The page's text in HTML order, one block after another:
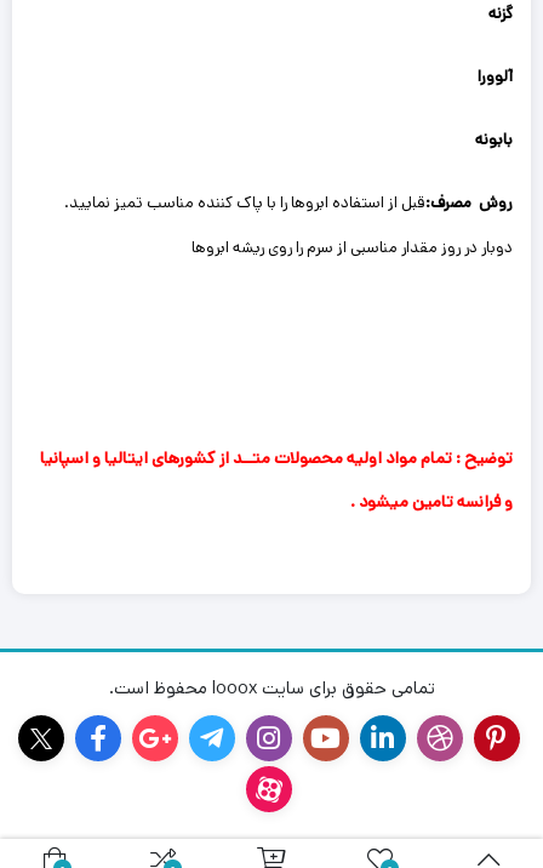
گزنه
آلوورا
بابونه
روش مصرف:قبل از استفاده ابروها را با پاک کننده مناسب تمیز نمایید.
دوبار در روز مقدار مناسبی از سرم را روی ریشه ابروها
توضیح : تمام مواد اولیه محصولات متــد از کشورهای ایتالیا و اسپانیا
و فرانسه تامین میشود .
تمامی حقوق برای سایت looox محفوظ است.